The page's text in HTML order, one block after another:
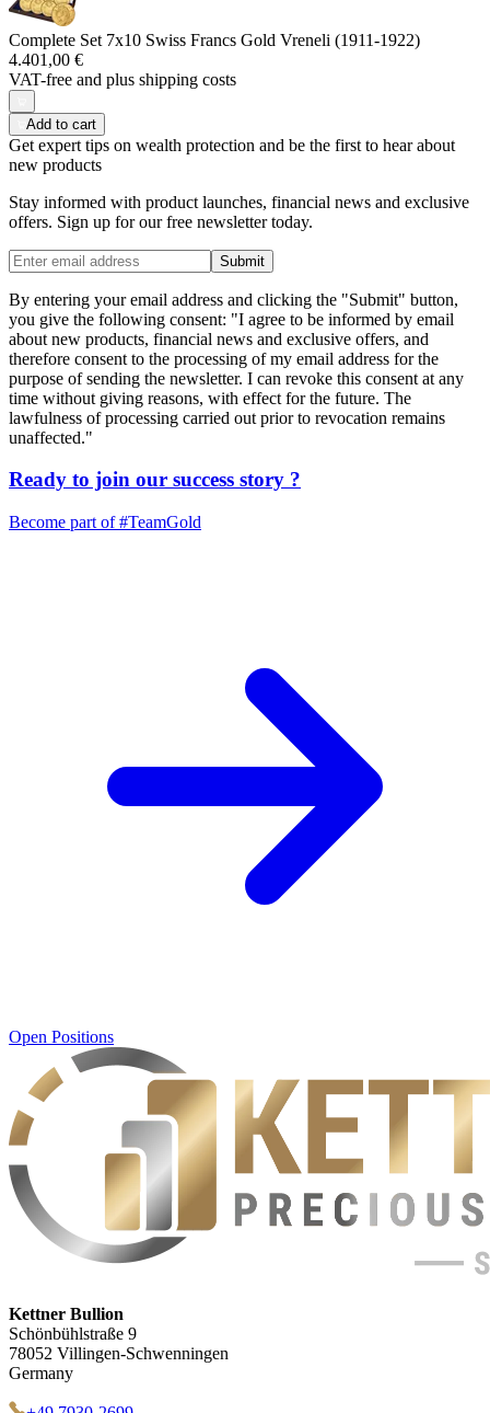
Complete Set 7x10 Swiss Francs Gold Vreneli (1911-1922)
4.401,00 €
VAT-free and plus shipping costs
Add to cart
Get expert tips on wealth protection and be the first to hear about
new products
Stay informed with product launches, financial news and exclusive
offers. Sign up for our free newsletter today.
Submit
By entering your email address and clicking the "Submit" button,
you give the following consent: "I agree to be informed by email
about new products, financial news and exclusive offers, and
therefore consent to the processing of my email address for the
purpose of sending the newsletter. I can revoke this consent at any
time without giving reasons, with effect for the future. The
lawfulness of processing carried out prior to revocation remains
unaffected."
Ready to join our success story ?
Become part of#TeamGold
Open Positions
Kettner Bullion
Schönbühlstraße 9
78052 Villingen-Schwenningen
Germany